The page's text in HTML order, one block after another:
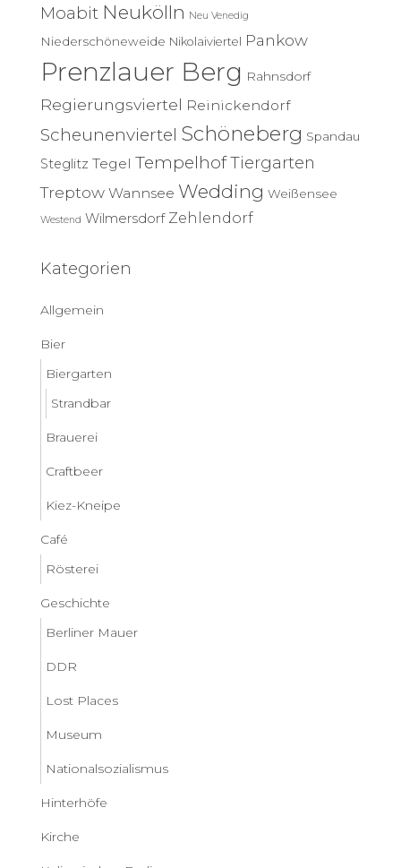
Moabit Neukölln Neu Venedig
Niederschöneweide Nikolaiviertel Pankow
Prenzlauer Berg Rahnsdorf
Regierungsviertel Reinickendorf
Scheunenviertel Schöneberg Spandau
Steglitz Tegel TempelhofTiergarten
Treptow Wannsee Wedding Weißensee
Westend Wilmersdorf Zehlendorf
Kategorien
Allgemein
Bier
Biergarten
Strandbar
Brauerei
Craftbeer
Kiez-Kneipe
Café
Rösterei
Geschichte
Berliner Mauer
DDR
Lost Places
Museum
Nationalsozialismus
Hinterhöfe
Kirche